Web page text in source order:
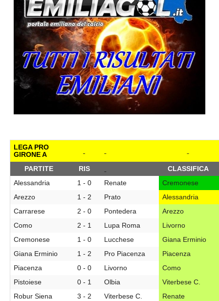
LEGA PRO
GIRONE A
PARTITE
RIS
CLASSIFICA
Alessandria
1 - 0 Renate
Cremonese
Arezzo
1 - 2 Prato
Alessandria
Carrarese
2 - 0 Pontedera
Arezzo
Como
2 - 1 Lupa Roma
Livorno
Cremonese
1 - 0 Lucchese
Giana Erminio
Giana Erminio
1 - 2 Pro Piacenza
Piacenza
Piacenza
0 - 0 Livorno
Como
Pistoiese
0 - 1 Olbia
Viterbese C.
Robur Siena
3 - 2 Viterbese C.
Renate